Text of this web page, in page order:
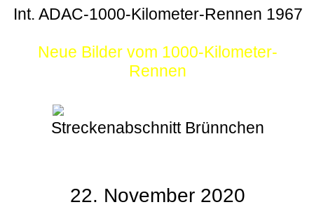
Int. ADAC-1000-Kilometer-Rennen 1967
Neue Bilder vom 1000-Kilometer-
Rennen
Streckenabschnitt Brünnchen
22. November 2020